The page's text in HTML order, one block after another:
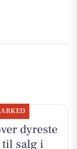
dyreste
salg i